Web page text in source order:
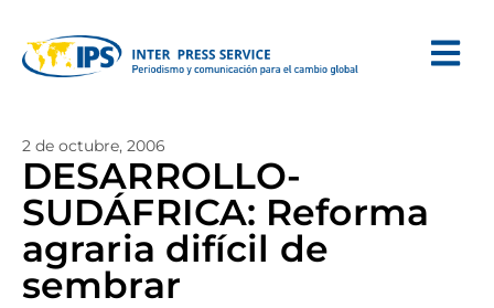
2 de octubre, 2006
DESARROLLO-
SUDÁFRICA: Reforma
agraria difícil de
sembrar